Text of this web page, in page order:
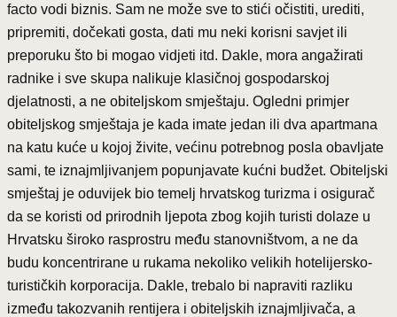
facto vodi biznis. Sam ne može sve to stići očistiti, urediti,
pripremiti, dočekati gosta, dati mu neki korisni savjet ili
preporuku što bi mogao vidjeti itd. Dakle, mora angažirati
radnike i sve skupa nalikuje klasičnoj gospodarskoj
djelatnosti, a ne obiteljskom smještaju. Ogledni primjer
obiteljskog smještaja je kada imate jedan ili dva apartmana
na katu kuće u kojoj živite, većinu potrebnog posla obavljate
sami, te iznajmljivanjem popunjavate kućni budžet. Obiteljski
smještaj je oduvijek bio temelj hrvatskog turizma i osigurač
da se koristi od prirodnih ljepota zbog kojih turisti dolaze u
Hrvatsku široko rasprostru među stanovništvom, a ne da
budu koncentrirane u rukama nekoliko velikih hotelijersko-
turističkih korporacija. Dakle, trebalo bi napraviti razliku
između takozvanih rentijera i obiteljskih iznajmljivača, a